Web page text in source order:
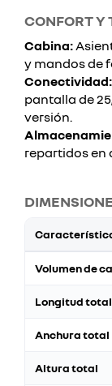
CONFORT Y
Cabina:
y mandos de
Conectividad:
pantalla de
versión.
repartidos en
Volumen de
Longitud total
Anchura total
Altura total